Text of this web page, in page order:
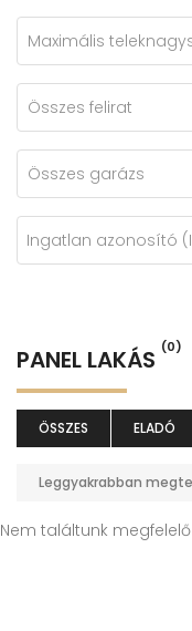
PANEL LAKÁS (0)
ÖSSZES ELADÓ
Leggyakrabban
Nem találtunk